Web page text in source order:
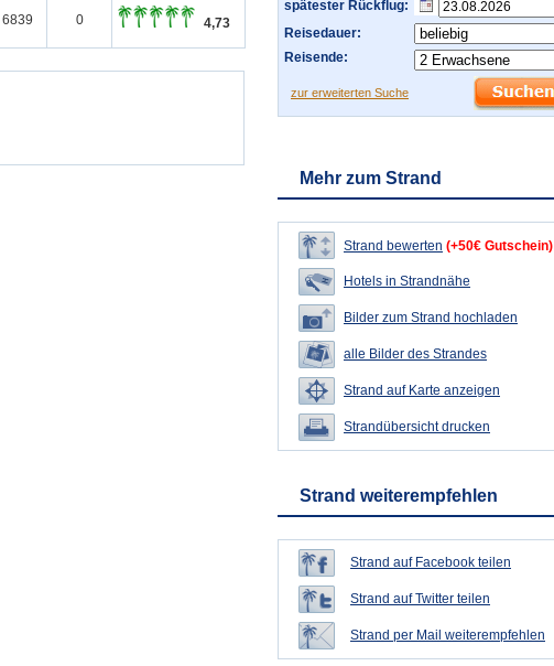
6839 0 4,73
spätester Rückflug:
Reisedauer:
Reisende:
zur erweiterten Suche
Mehr zum Strand
Strand bewerten (+50€ Gutschein)
Hotels in Strandnähe
Bilder zum Strand hochladen
alle Bilder des Strandes
Strand auf Karte anzeigen
Strandübersicht drucken
Strand weiterempfehlen
Strand auf Facebook teilen
Strand auf Twitter teilen
Strand per Mail weiterempfehlen